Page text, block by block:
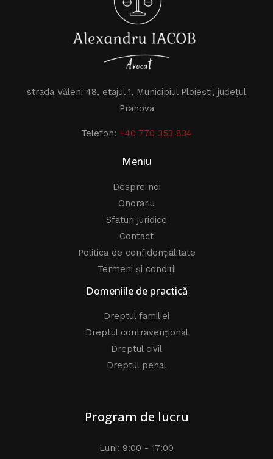
strada Văleni 48, etajul 1, Municipiul Ploiești, județul
Prahova
Telefon: +40 770 353 834
Meniu
Despre noi
Onorariu
Sfaturi juridice
Contact
Politica de confidențialitate
Termeni și condiții
Domeniile de practică
Dreptul familiei
Dreptul contravențional
Dreptul civil
Dreptul penal
Program de lucru
Luni: 9:00 - 17:00